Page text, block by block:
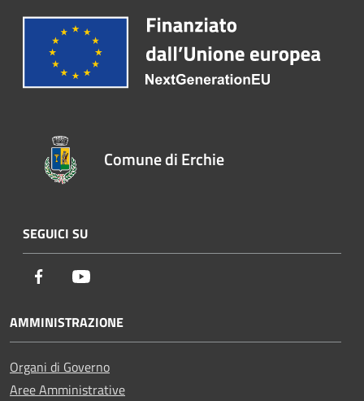
Comune di Erchie
SEGUICI SU
Facebook
AMMINISTRAZIONE
Organi di Governo
Aree Amministrative